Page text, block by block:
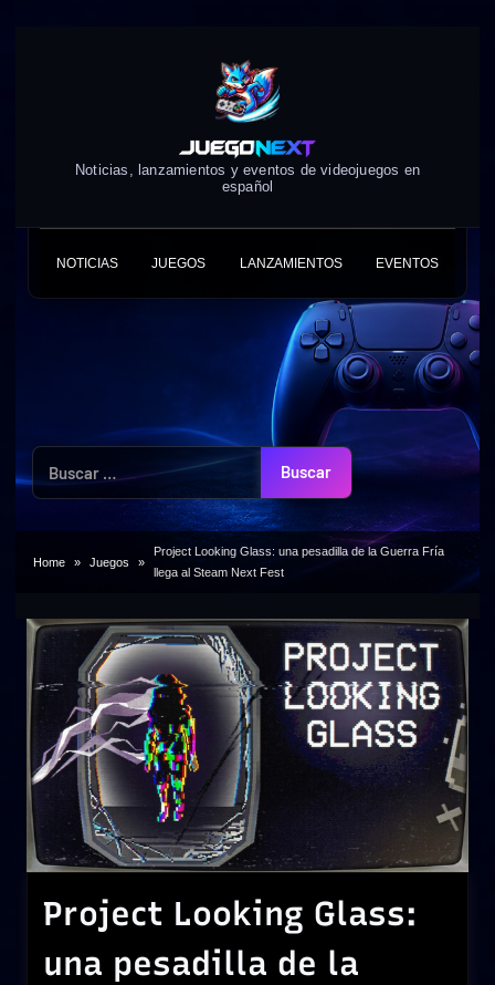
Noticias, lanzamientos y eventos de videojuegos en
español
NOTICIAS JUEGOS LANZAMIENTOS EVENTOS
Home Juegos
Project Looking Glass: una pesadilla de la Guerra Fría
llega al Steam Next Fest
Project Looking Glass:
una pesadilla de la